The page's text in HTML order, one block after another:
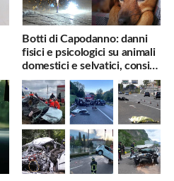
Botti di Capodanno: danni
fisici e psicologici su animali
domestici e selvatici, consigli
utili